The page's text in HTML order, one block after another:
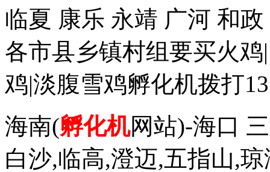
临夏 康乐 永靖 广河 和
各市县乡镇村组要买火
鸡|淡腹雪鸡孵化机拨打
海南(孵化机网站)-海口
白沙,临高,澄迈,五指山,